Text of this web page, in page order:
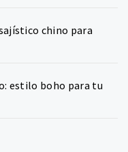
chino para
estilo boho para tu